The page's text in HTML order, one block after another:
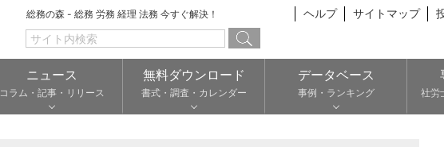
総務の森 - 総務 労務 経理 法務 今すぐ解決！ ヘルプ サイトマップ
ニュース
コラム・記事・リリース
無料ダウンロード
書式・調査・カレンダー
データベース
事例・ランキング 社労